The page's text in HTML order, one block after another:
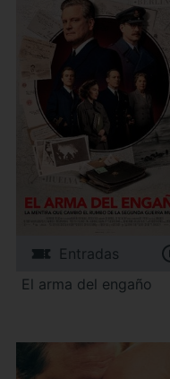
Entradas
El arma del engaño